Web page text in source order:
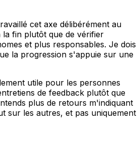
cet axe délibérément au
la fin plutôt que de vérifier
et plus responsables. Je dois
la progression s'appuie sur une
utile pour les personnes
de feedback plutôt que
plus de retours m'indiquant
sur les autres, et pas uniquement